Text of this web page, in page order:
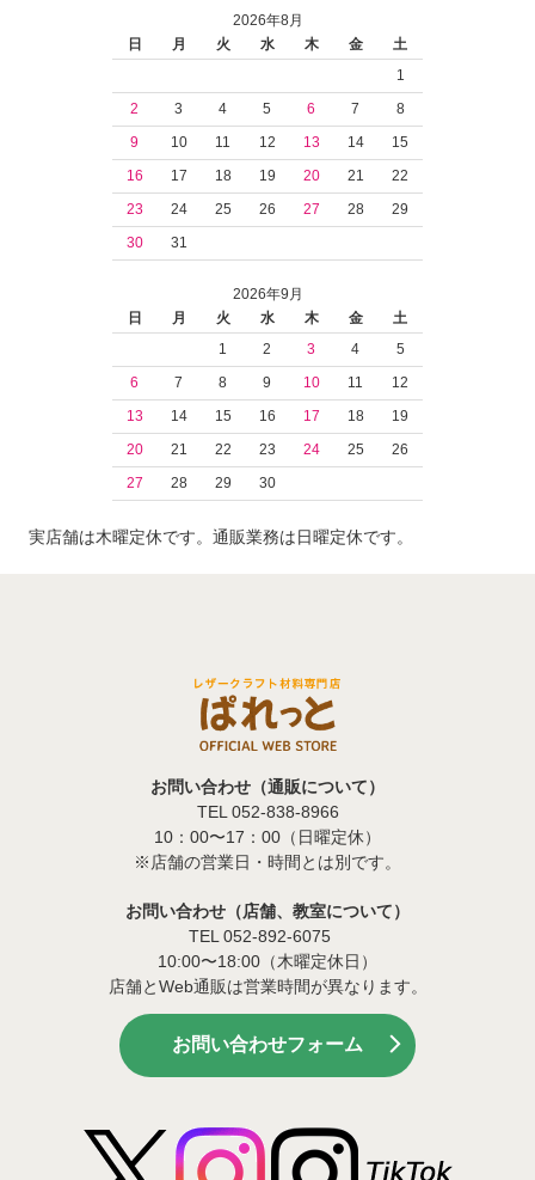
2026年8月
日
月 火 水 木 金
土
1
2
3 4 5 6 7
8
9
10 11 12 13 14
15
16
17 18 19 20 21
22
23
24 25 26 27 28
29
30
31
2026年9月
日
月 火 水 木 金
土
1
2 3 4
5
6
7 8 9 10 11
12
13
14 15 16 17 18
19
20
21 22 23 24 25
26
27
28 29 30
実店舗は木曜定休です。通販業務は日曜定休です。
お問い合わせ（通販について）
TEL 052-838-8966
10：00〜17：00（日曜定休）
※店舗の営業日・時間とは別です。
お問い合わせ（店舗、教室について）
TEL 052-892-6075
10:00〜18:00（木曜定休日）
店舗とWeb通販は営業時間が異なります。
お問い合わせフォーム